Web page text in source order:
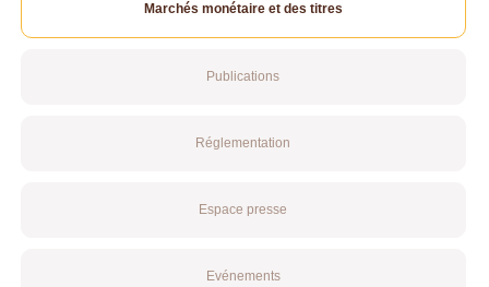
Marchés monétaire et des titres
Publications
Réglementation
Espace presse
Evénements